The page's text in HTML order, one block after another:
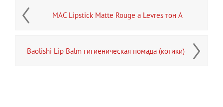
MAC Lipstick Matte Rouge a Levres тон A
Baolishi Lip Balm гигиеническая помада (котики)